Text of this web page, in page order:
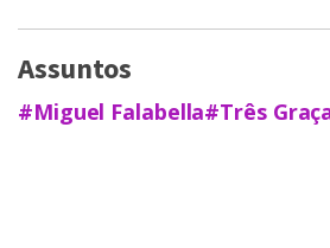
Assuntos
#Miguel Falabella#Três